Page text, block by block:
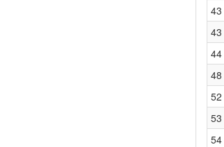
43
43
44
48
52
53
54